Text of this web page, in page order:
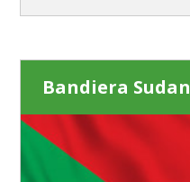
Bandiera Sudan